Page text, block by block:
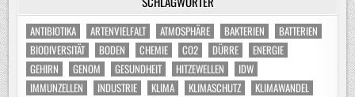
ANTIBIOTIKA ARTENVIELFALT ATMOSPHÄRE BAKTERIEN
BATTERIEN
BIODIVERSITÄT
BODEN CHEMIE CO2 DÜRRE
ENERGIE
GEHIRN
GENOM GESUNDHEIT HITZEWELLEN
IDW
IMMUNZELLEN
INDUSTRIE KLIMA KLIMASCHUTZ
KLIMAWANDEL